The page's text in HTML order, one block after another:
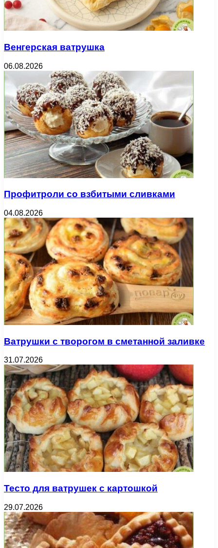
Венгерская ватрушка
06.08.2026
Профитроли со взбитыми сливками
04.08.2026
Ватрушки с творогом в сметанной заливке
31.07.2026
Тесто для ватрушек с картошкой
29.07.2026